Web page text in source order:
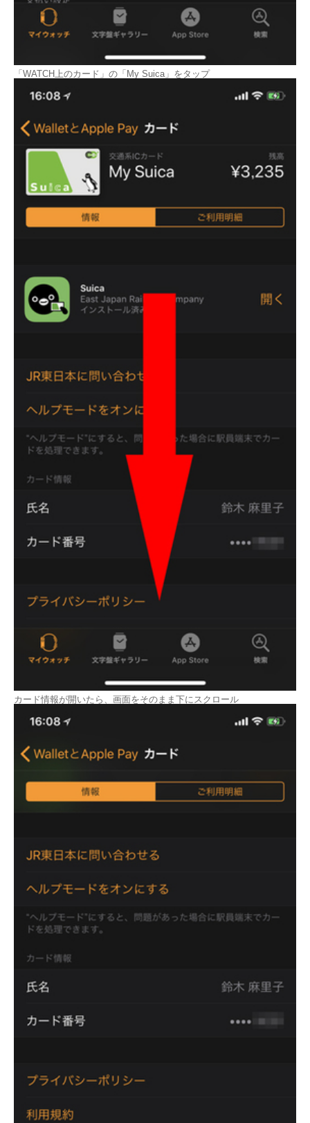
「WATCH上のカード」の「My Suica」をタップ
カード情報が開いたら、画面をそのまま下にスクロール